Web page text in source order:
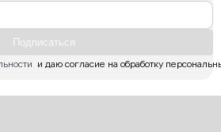
Подпиcаться
и даю согласие на обработку